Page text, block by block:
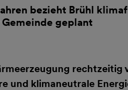
bezieht Brühl
geplant
und klimaneutrale